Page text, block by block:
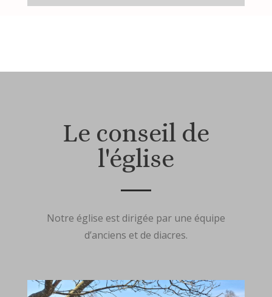
Le conseil de
l'église
Notre église est dirigée par une équipe
d’anciens et de diacres.